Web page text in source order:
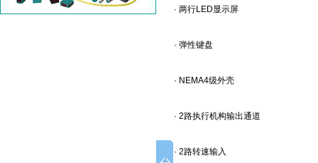
· 两行LED显示屏
· 弹性键盘
· NEMA4级外壳
· 2路执行机构输出通道
· 2路转速输入